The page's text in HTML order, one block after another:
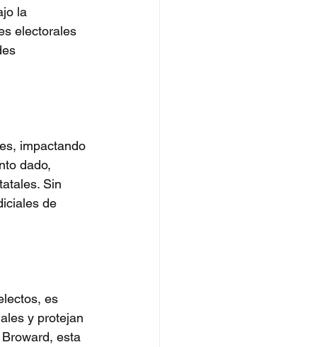
la
electorales
impactando
dado,
Sin
de
es
y protejan
esta